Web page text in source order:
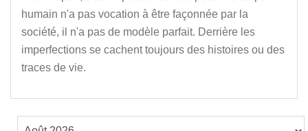
humain n'a pas vocation à être façonnée par la
société, il n'a pas de modèle parfait. Derrière les
imperfections se cachent toujours des histoires ou des
traces de vie.